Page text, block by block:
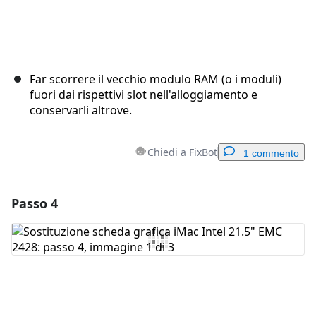
Far scorrere il vecchio modulo RAM (o i moduli)
fuori dai rispettivi slot nell'alloggiamento e
conservarli altrove.
Chiedi a FixBot 1 commento
Aggiungi Commento
Passo 4